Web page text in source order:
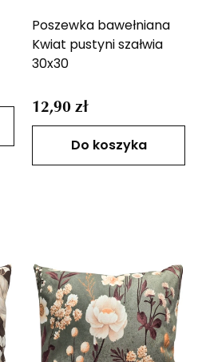
Poszewka bawełniana
Kwiat pustyni szałwia
30x30
12,90 zł
Do koszyka